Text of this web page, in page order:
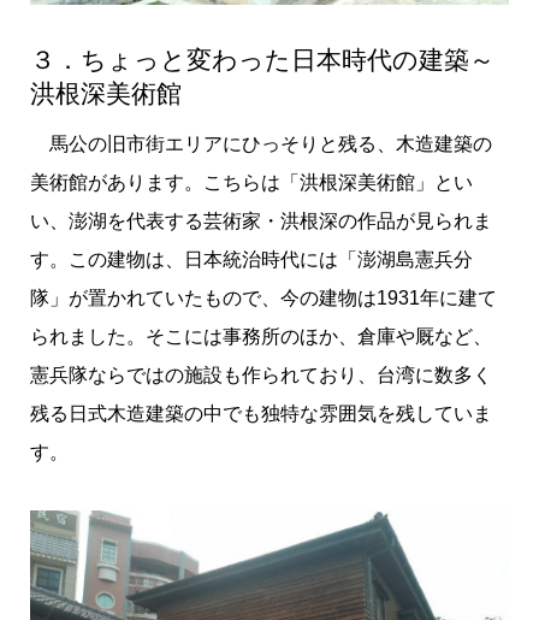
３．ちょっと変わった日本時代の建築～
洪根深美術館
馬公の旧市街エリアにひっそりと残る、木造建築の
美術館があります。こちらは「洪根深美術館」とい
い、澎湖を代表する芸術家・洪根深の作品が見られま
す。この建物は、日本統治時代には「澎湖島憲兵分
隊」が置かれていたもので、今の建物は1931年に建て
られました。そこには事務所のほか、倉庫や厩など、
憲兵隊ならではの施設も作られており、台湾に数多く
残る日式木造建築の中でも独特な雰囲気を残していま
す。